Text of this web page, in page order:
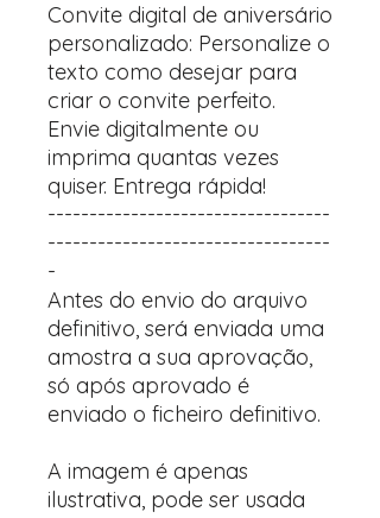
Convite digital de aniversário
personalizado: Personalize o
texto como desejar para
criar o convite perfeito.
Envie digitalmente ou
imprima quantas vezes
quiser. Entrega rápida!
----------------------------------
----------------------------------
-
Antes do envio do arquivo
definitivo, será enviada uma
amostra a sua aprovação,
só após aprovado é
enviado o ficheiro definitivo.
A imagem é apenas
ilustrativa, pode ser usada